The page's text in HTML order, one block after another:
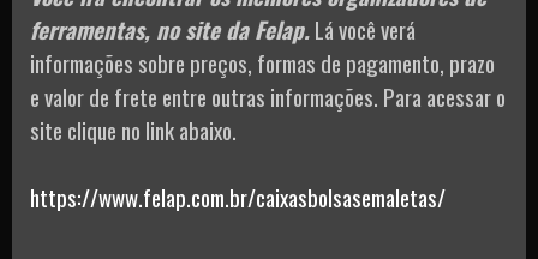
ferramentas, no site da Felap.Lá você verá
informações sobre preços, formas de pagamento, prazo
e valor de frete entre outras informações. Para acessar o
site clique no link abaixo.
https://www.felap.com.br/caixasbolsasemaletas/